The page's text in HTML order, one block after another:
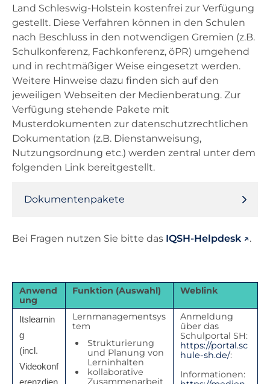
Ausstattung
Landesdienste
Kontakt
Land Schleswig-Holstein kostenfrei zur Verfügung
gestellt. Diese Verfahren können in den Schulen
nach Beschluss in den notwendigen Gremien (z.B.
Schulkonferenz, Fachkonferenz, öPR) umgehend
und in rechtmäßiger Weise eingesetzt werden.
Weitere Hinweise dazu finden sich auf den
jeweiligen Webseiten der Medienberatung. Zur
Verfügung stehende Pakete mit
Musterdokumenten zur datenschutzrechtlichen
Dokumentation (z.B. Dienstanweisung,
Nutzungsordnung etc.) werden zentral unter dem
folgenden Link bereitgestellt.
Dokumentenpakete
Bei Fragen nutzen Sie bitte das IQSH-Helpdesk .
Anwend
ung
Funktion (Auswahl) Weblink
Itslearnin
g
(incl.
Videokonf
Lernmanagementsys
tem
Strukturierung
und Planung von
Lerninhalten
kollaborative
Zusammenarbeit
Anmeldung
über das
Schulportal SH:
https://portal.sc
hule-sh.de/:
Informationen: